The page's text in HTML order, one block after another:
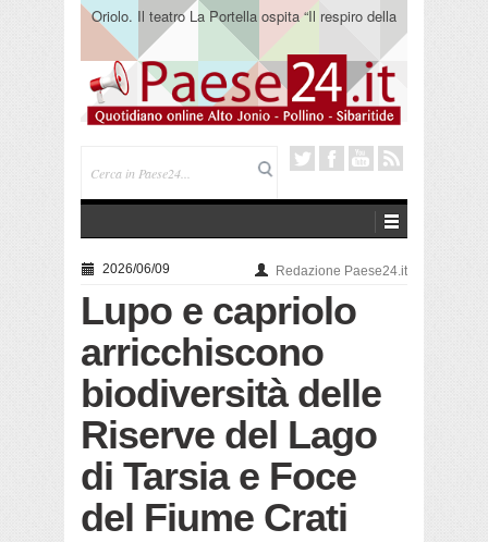
Oriolo. Il teatro La Portella ospita “Il respiro della
terra” del collettivo 365
2026/06/09 Redazione Paese24.it
Lupo e capriolo
arricchiscono
biodiversità delle
Riserve del Lago
di Tarsia e Foce
del Fiume Crati